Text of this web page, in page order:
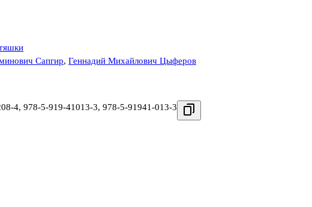
Сапгир, Геннадий Михайлович Цыферов
4, 978-5-919-41013-3, 978-5-91941-013-3